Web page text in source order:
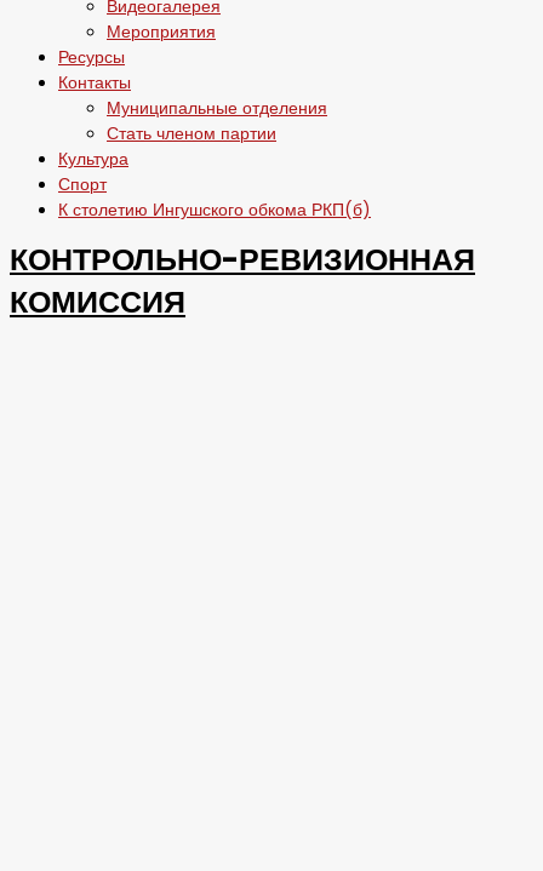
Видеогалерея
Мероприятия
Ресурсы
Контакты
Муниципальные отделения
Стать членом партии
Культура
Спорт
К столетию Ингушского обкома РКП(б)
КОНТРОЛЬНО-РЕВИЗИОННАЯ
КОМИССИЯ